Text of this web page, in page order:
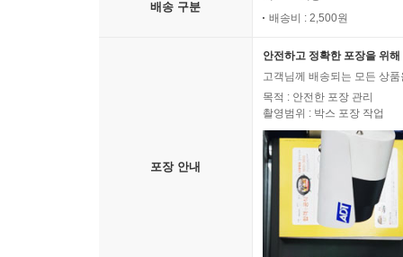
배송 구분
배송비 : 2,500원
포장 안내
안전하고 정확한 포장을 위
고객님께 배송되는 모든 상
목적 : 안전한 포장 관리
촬영범위 : 박스 포장 작업